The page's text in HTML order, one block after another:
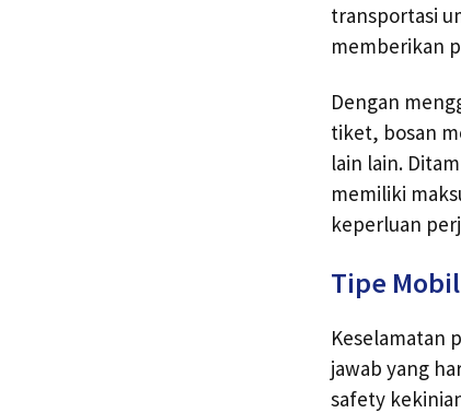
transportasi
memberikan
Dengan
tiket, bosan
lain lain.
memiliki
keperluan
Tipe
Keselamatan
jawab yang
safety